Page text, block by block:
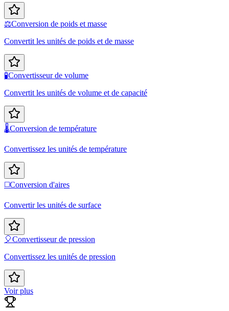
⚖️Conversion de poids et masse
Convertit les unités de poids et de masse
🧪Convertisseur de volume
Convertit les unités de volume et de capacité
🌡️Conversion de température
Convertissez les unités de température
◻️Conversion d'aires
Convertir les unités de surface
🎈Convertisseur de pression
Convertissez les unités de pression
Voir plus